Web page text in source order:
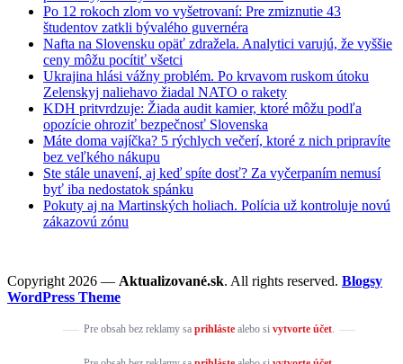
Po 12 rokoch zlom vo vyšetrovaní: Pre zmiznutie 43
študentov zatkli bývalého guvernéra
Nafta na Slovensku opäť zdražela. Analytici varujú, že vyššie
ceny môžu pocítiť všetci
Ukrajina hlási vážny problém. Po krvavom ruskom útoku
Zelenskyj naliehavo žiadal NATO o rakety
KDH pritvrdzuje: Žiada audit kamier, ktoré môžu podľa
opozície ohroziť bezpečnosť Slovenska
Máte doma vajíčka? 5 rýchlych večerí, ktoré z nich pripravíte
bez veľkého nákupu
Ste stále unavení, aj keď spíte dosť? Za vyčerpaním nemusí
byť iba nedostatok spánku
Pokuty aj na Martinských holiach. Polícia už kontroluje novú
zákazovú zónu
Copyright 2026 — Aktualizované.sk. All rights reserved. Blogsy
WordPress Theme
Pre obsah bez reklamy sa prihlástealebo si vytvorte účet.